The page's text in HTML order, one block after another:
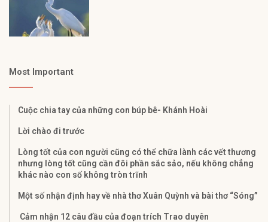
Most Important
Cuộc chia tay của những con búp bê- Khánh Hoài
Lời chào đi trước
Lòng tốt của con người cũng có thể chữa lành các vết thương
nhưng lòng tốt cũng cần đôi phần sắc sảo, nếu không chẳng
khác nào con số không tròn trĩnh
Một số nhận định hay về nhà thơ Xuân Quỳnh và bài thơ “Sóng”
Cảm nhận 12 câu đầu của đoạn trích Trao duyên